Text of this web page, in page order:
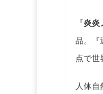
『炎炎
品。『
点で世
人体